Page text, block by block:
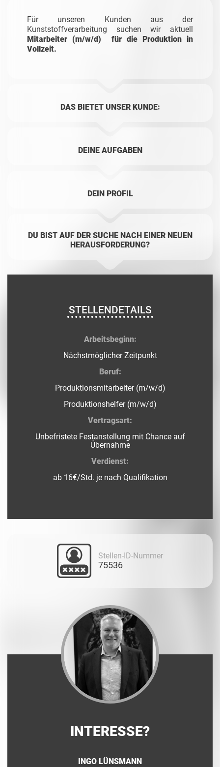
Für unseren Kunden aus der
Kunststoffverarbeitung suchen wir aktuell
Mitarbeiter (m/w/d)
für die Produktion in
Vollzeit.
DAS BIETET UNSER KUNDE:
DEINE AUFGABEN
DEIN PROFIL
DU BIST AUF DER SUCHE NACH EINER NEUEN
HERAUSFORDERUNG?
STELLENDETAILS
Arbeitsbeginn:
Nächstmöglicher Zeitpunkt
Beruf:
Produktionsmitarbeiter (m/w/d)
Produktionshelfer (m/w/d)
Vertragsart:
Unbefristete Festanstellung mit Chance auf
Übernahme
Verdienst:
ab 16€/Std. je nach Qualifikation
Stellen-ID-Nummer
75536
INTERESSE?
INGO LÜNSMANN